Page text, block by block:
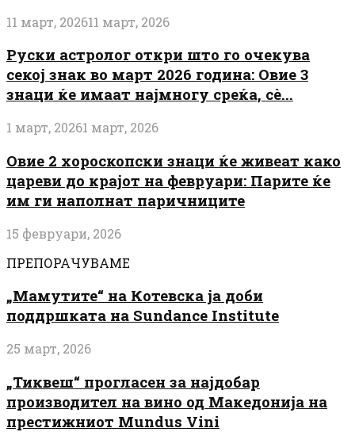
11 март, 202611 март, 2026
Руски астролог откри што го очекува
секој знак во март 2026 година: Овие 3
знаци ќе имаат најмногу среќа, сè...
1 март, 20261 март, 2026
Овие 2 хороскопски знаци ќе живеат како
цареви до крајот на февруари: Парите ќе
им ги наполнат паричниците
15 февруари, 2026
ПРЕПОРАЧУВАМЕ
„Мамутите“ на Котевска ја доби
поддршката на Sundance Institute
25 март, 2026
„Тиквеш“ прогласен за најдобар
производител на вино од Македонија на
престижниот Mundus Vini